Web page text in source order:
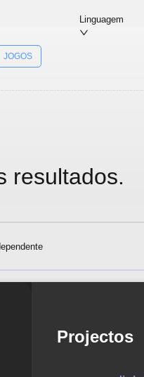
Linguagem
JOGOS
resultados.
Projectos